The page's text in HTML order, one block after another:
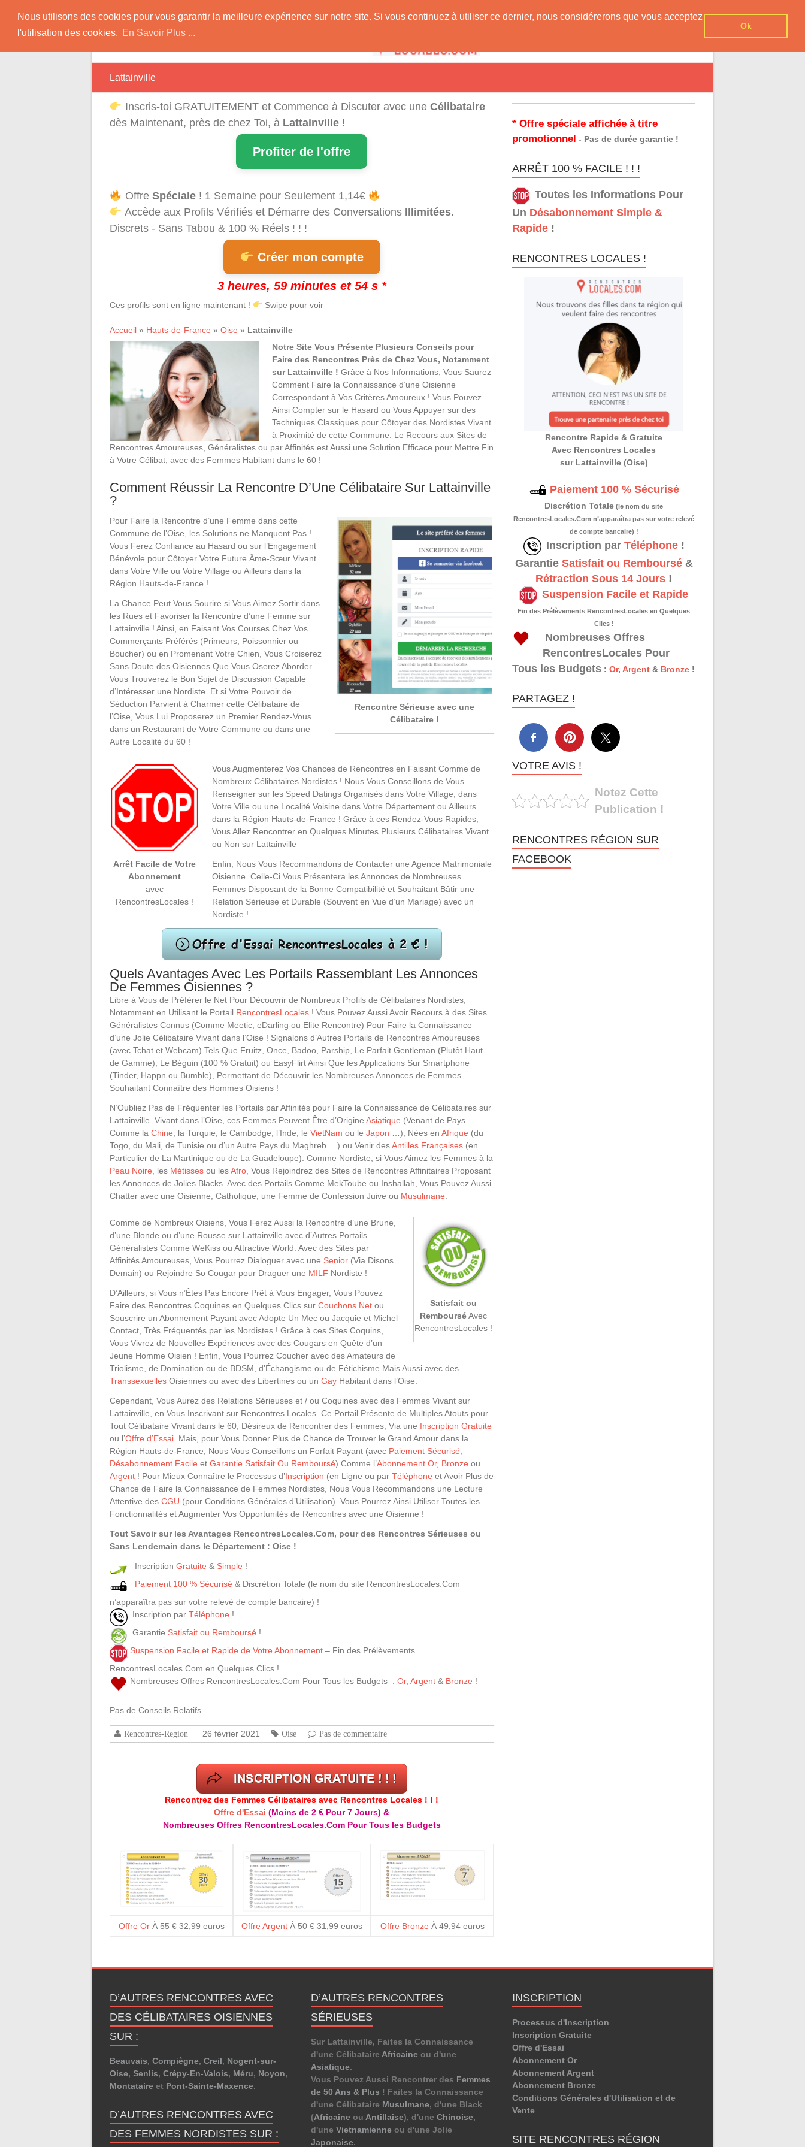
Nous utilisons des cookies pour vous garantir la meilleure expérience sur notre site. Si vous continuez à utiliser ce dernier, nous considérerons que vous acceptez
l'utilisation des cookies. En Savoir Plus ...
Ok
content
Rencontres Région
Rencontrez Une Célibataire Près de chez Vous !
Lattainville
Inscris-toi GRATUITEMENT et Commence à Discuter avec une Célibataire
dès Maintenant, près de chez Toi, à Lattainville !
Profiter de l'offre
Offre Spéciale! 1 Semaine pour Seulement 1,14€
Accède aux Profils Vérifiés et Démarre des Conversations Illimitées.
Discrets - Sans Tabou & 100 % Réels ! ! !
Créer mon compte
3 heures, 59 minutes et 53 s *
Ces profils sont en ligne maintenant ! Swipe pour voir
Accueil » Hauts-de-France » Oise » Lattainville
Notre Site Vous Présente Plusieurs Conseils pour
Faire des Rencontres Près de Chez Vous, Notamment
sur Lattainville ! Grâce à Nos Informations, Vous Saurez
Comment Faire la Connaissance d’une Oisienne
Correspondant à Vos Critères Amoureux ! Vous Pouvez
Ainsi Compter sur le Hasard ou Vous Appuyer sur des
Techniques Classiques pour Côtoyer des Nordistes Vivant
à Proximité de cette Commune. Le Recours aux Sites de
Rencontres Amoureuses, Généralistes ou par Affinités est Aussi une Solution Efficace pour Mettre Fin
à Votre Célibat, avec des Femmes Habitant dans le 60 !
Comment Réussir La Rencontre D’Une Célibataire Sur Lattainville
?
Rencontre Sérieuse avec une
Célibataire !
Pour Faire la Rencontre d’une Femme dans cette
Commune de l’Oise, les Solutions ne Manquent Pas !
Vous Ferez Confiance au Hasard ou sur l’Engagement
Bénévole pour Côtoyer Votre Future Âme-Sœur Vivant
dans Votre Ville ou Votre Village ou Ailleurs dans la
Région Hauts-de-France !
La Chance Peut Vous Sourire si Vous Aimez Sortir dans
les Rues et Favoriser la Rencontre d’une Femme sur
Lattainville ! Ainsi, en Faisant Vos Courses Chez Vos
Commerçants Préférés (Primeurs, Poissonnier ou
Boucher) ou en Promenant Votre Chien, Vous Croiserez
Sans Doute des Oisiennes Que Vous Oserez Aborder.
Vous Trouverez le Bon Sujet de Discussion Capable
d’Intéresser une Nordiste. Et si Votre Pouvoir de
Séduction Parvient à Charmer cette Célibataire de
l’Oise, Vous Lui Proposerez un Premier Rendez-Vous
dans un Restaurant de Votre Commune ou dans une
Autre Localité du 60 !
Arrêt Facile de Votre
Abonnement
avec
RencontresLocales !
Vous Augmenterez Vos Chances de Rencontres en Faisant Comme de
Nombreux Célibataires Nordistes ! Nous Vous Conseillons de Vous
Renseigner sur les Speed Datings Organisés dans Votre Village, dans
Votre Ville ou une Localité Voisine dans Votre Département ou Ailleurs
dans la Région Hauts-de-France ! Grâce à ces Rendez-Vous Rapides,
Vous Allez Rencontrer en Quelques Minutes Plusieurs Célibataires Vivant
ou Non sur Lattainville
Enfin, Nous Vous Recommandons de Contacter une Agence Matrimoniale
Oisienne. Celle-Ci Vous Présentera les Annonces de Nombreuses
Femmes Disposant de la Bonne Compatibilité et Souhaitant Bâtir une
Relation Sérieuse et Durable (Souvent en Vue d’un Mariage) avec un
Nordiste !
Quels Avantages Avec Les Portails Rassemblant Les Annonces
De Femmes Oisiennes ?
Libre à Vous de Préférer le Net Pour Découvrir de Nombreux Profils de Célibataires Nordistes,
Notamment en Utilisant le Portail RencontresLocales ! Vous Pouvez Aussi Avoir Recours à des Sites
Généralistes Connus (Comme Meetic, eDarling ou Elite Rencontre) Pour Faire la Connaissance
d’une Jolie Célibataire Vivant dans l’Oise ! Signalons d’Autres Portails de Rencontres Amoureuses
(avec Tchat et Webcam) Tels Que Fruitz, Once, Badoo, Parship, Le Parfait Gentleman (Plutôt Haut
de Gamme), Le Béguin (100 % Gratuit) ou EasyFlirt Ainsi Que les Applications Sur Smartphone
(Tinder, Happn ou Bumble), Permettant de Découvrir les Nombreuses Annonces de Femmes
Souhaitant Connaître des Hommes Oisiens !
N’Oubliez Pas de Fréquenter les Portails par Affinités pour Faire la Connaissance de Célibataires sur
Lattainville. Vivant dans l’Oise, ces Femmes Peuvent Être d’Origine Asiatique (Venant de Pays
Comme la Chine, la Turquie, le Cambodge, l’Inde, le VietNam ou le Japon …), Nées en Afrique (du
Togo, du Mali, de Tunisie ou d’un Autre Pays du Maghreb …) ou Venir desAntilles Françaises (en
Particulier de La Martinique ou de La Guadeloupe). Comme Nordiste, si Vous Aimez les Femmes à la
Peau Noire, les Métisses ou lesAfro, Vous Rejoindrez des Sites de Rencontres Affinitaires Proposant
les Annonces de Jolies Blacks. Avec des Portails Comme MekToube ou Inshallah, Vous Pouvez Aussi
Chatter avec une Oisienne, Catholique, une Femme de Confession Juive ou Musulmane.
Satisfait ou
RembourséAvec
RencontresLocales !
Comme de Nombreux Oisiens, Vous Ferez Aussi la Rencontre d’une Brune,
d’une Blonde ou d’une Rousse sur Lattainville avec d’Autres Portails
Généralistes Comme WeKiss ou Attractive World. Avec des Sites par
Affinités Amoureuses, Vous Pourrez Dialoguer avec une Senior (Via Disons
Demain) ou Rejoindre So Cougar pour Draguer une MILF Nordiste !
D’Ailleurs, si Vous n’Êtes Pas Encore Prêt à Vous Engager, Vous Pouvez
Faire des Rencontres Coquines en Quelques Clics sur Couchons.Net ou
Souscrire un Abonnement Payant avec Adopte Un Mec ou Jacquie et Michel
Contact, Très Fréquentés par les Nordistes ! Grâce à ces Sites Coquins,
Vous Vivrez de Nouvelles Expériences avec des Cougars en Quête d’un
Jeune Homme Oisien ! Enfin, Vous Pourrez Coucher avec des Amateurs de
Triolisme, de Domination ou de BDSM, d’Échangisme ou de Fétichisme Mais Aussi avec des
Transsexuelles Oisiennes ou avec des Libertines ou un Gay Habitant dans l’Oise.
Cependant, Vous Aurez des Relations Sérieuses et / ou Coquines avec des Femmes Vivant sur
Lattainville, en Vous Inscrivant sur Rencontres Locales. Ce Portail Présente de Multiples Atouts pour
Tout Célibataire Vivant dans le 60, Désireux de Rencontrer des Femmes, Via une Inscription Gratuite
ou l’Offre d’Essai. Mais, pour Vous Donner Plus de Chance de Trouver le Grand Amour dans la
Région Hauts-de-France, Nous Vous Conseillons un Forfait Payant (avec Paiement Sécurisé,
Désabonnement Facile et Garantie Satisfait Ou Remboursé) Comme l’Abonnement Or, Bronze ou
Argent ! Pour Mieux Connaître le Processus d’Inscription (en Ligne ou par Téléphone et Avoir Plus de
Chance de Faire la Connaissance de Femmes Nordistes, Nous Vous Recommandons une Lecture
Attentive des CGU (pour Conditions Générales d’Utilisation). Vous Pourrez Ainsi Utiliser Toutes les
Fonctionnalités et Augmenter Vos Opportunités de Rencontres avec une Oisienne !
Tout Savoir sur les Avantages RencontresLocales.Com, pour des Rencontres Sérieuses ou
Sans Lendemain dans le Département : Oise !
Inscription Gratuite & Simple !
Paiement 100 % Sécurisé & Discrétion Totale (le nom du site RencontresLocales.Com
n’apparaîtra pas sur votre relevé de compte bancaire) !
Inscription par Téléphone !
Garantie Satisfait ou Remboursé !
Suspension Facile et Rapide de Votre Abonnement – Fin des Prélèvements
RencontresLocales.Com en Quelques Clics !
Nombreuses Offres RencontresLocales.Com Pour Tous les Budgets : Or, Argent & Bronze !
Pas de Conseils Relatifs
Rencontres-Region 26 février 2021 Oise Pas de commentaire
Rencontrez des Femmes Célibataires avec Rencontres Locales ! ! !
Offre d'Essai (Moins de 2 € Pour 7 Jours) &
Nombreuses Offres RencontresLocales.Com Pour Tous les Budgets
Offre OrÀ 55 €32,99 euros Offre Argent À50 €31,99 euros Offre Bronze À 49,94 euros
* Offre spéciale affichée à titre
promotionnel - Pas de durée garantie !
ARRÊT 100 % FACILE ! ! !
Toutes les Informations Pour
Un Désabonnement Simple &
Rapide !
RENCONTRES LOCALES !
Rencontre Rapide & Gratuite
Avec Rencontres Locales
sur Lattainville (Oise)
Paiement 100 % Sécurisé
Discrétion Totale (le nom du site
RencontresLocales.Com n’apparaîtra pas sur votre relevé
de compte bancaire) !
Inscription par Téléphone!
Garantie Satisfait ou Remboursé&
Rétraction Sous 14 Jours !
Suspension Facile et Rapide
Fin des Prélèvements RencontresLocales en Quelques
Clics !
Nombreuses Offres
RencontresLocales Pour
Tous les Budgets :Or,Argent & Bronze !
PARTAGEZ !
VOTRE AVIS !
Notez Cette
Publication !
RENCONTRES RÉGION SUR
FACEBOOK
D’AUTRES RENCONTRES AVEC
DES CÉLIBATAIRES OISIENNES
SUR :
Beauvais, Compiègne, Creil, Nogent-sur-
Oise, Senlis, Crépy-En-Valois, Méru, Noyon,
Montataire et Pont-Sainte-Maxence.
D’AUTRES RENCONTRES AVEC
DES FEMMES NORDISTES SUR :
D’AUTRES RENCONTRES
SÉRIEUSES
Sur Lattainville, Faites la Connaissance
d'une Célibataire Africaine ou d'une
Asiatique.
Vous Pouvez Aussi Rencontrer des Femmes
de 50 Ans & Plus ! Faites la Connaissance
d'une Célibataire Musulmane, d'une Black
(Africaine ou Antillaise), d'une Chinoise,
d'une Vietnamienne ou d'une Jolie
Japonaise.
INSCRIPTION
Processus d'Inscription
Inscription Gratuite
Offre d'Essai
Abonnement Or
Abonnement Argent
Abonnement Bronze
Conditions Générales d'Utilisation et de
Vente
SITE RENCONTRES RÉGION